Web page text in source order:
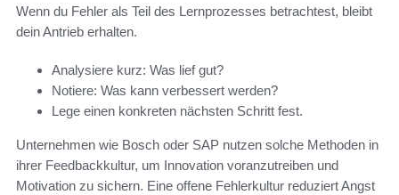
Wenn du Fehler als Teil des Lernprozesses betrachtest, bleibt
dein Antrieb erhalten.
Analysiere kurz: Was lief gut?
Notiere: Was kann verbessert werden?
Lege einen konkreten nächsten Schritt fest.
Unternehmen wie Bosch oder SAP nutzen solche Methoden in
ihrer Feedbackkultur, um Innovation voranzutreiben und
Motivation zu sichern. Eine offene Fehlerkultur reduziert Angst